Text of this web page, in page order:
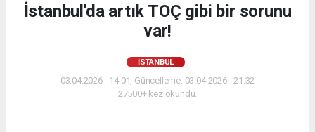
İstanbul'da artık TOÇ gibi bir sorunu
var!
İSTANBUL
03.04.2026 - 14:01, Güncelleme: 03.04.2026 - 21:32
27500+ kez okundu.